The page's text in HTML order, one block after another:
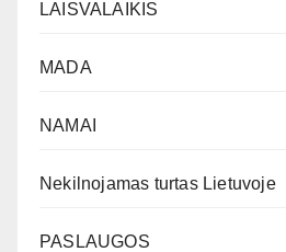
LAISVALAIKIS
MADA
NAMAI
Nekilnojamas turtas Lietuvoje
PASLAUGOS